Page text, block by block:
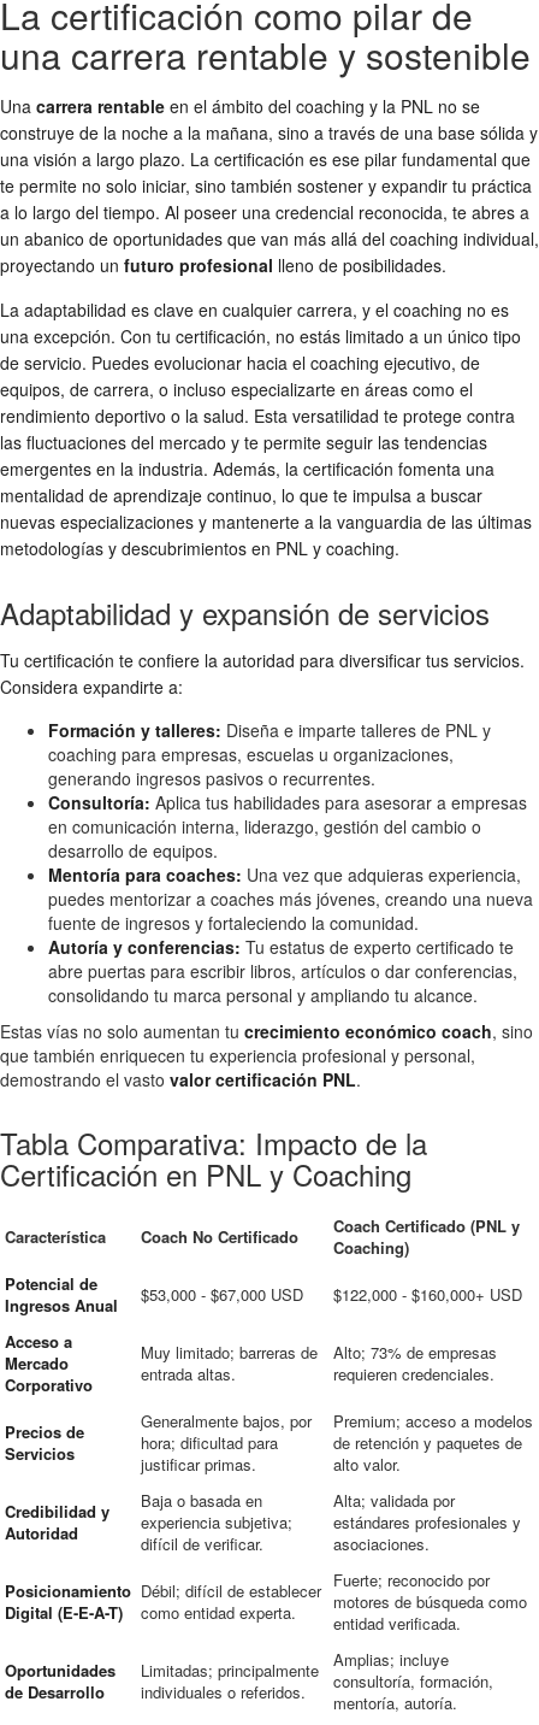
La certificación como pilar de
una carrera rentable y sostenible
Una carrera rentable en el ámbito del coaching y la PNL no se
construye de la noche a la mañana, sino a través de una base sólida y
una visión a largo plazo. La certificación es ese pilar fundamental que
te permite no solo iniciar, sino también sostener y expandir tu práctica
a lo largo del tiempo. Al poseer una credencial reconocida, te abres a
un abanico de oportunidades que van más allá del coaching individual,
proyectando un futuro profesional lleno de posibilidades.
La adaptabilidad es clave en cualquier carrera, y el coaching no es
una excepción. Con tu certificación, no estás limitado a un único tipo
de servicio. Puedes evolucionar hacia el coaching ejecutivo, de
equipos, de carrera, o incluso especializarte en áreas como el
rendimiento deportivo o la salud. Esta versatilidad te protege contra
las fluctuaciones del mercado y te permite seguir las tendencias
emergentes en la industria. Además, la certificación fomenta una
mentalidad de aprendizaje continuo, lo que te impulsa a buscar
nuevas especializaciones y mantenerte a la vanguardia de las últimas
metodologías y descubrimientos en PNL y coaching.
Adaptabilidad y expansión de servicios
Tu certificación te confiere la autoridad para diversificar tus servicios.
Considera expandirte a:
Formación y talleres: Diseña e imparte talleres de PNL y
coaching para empresas, escuelas u organizaciones,
generando ingresos pasivos o recurrentes.
Consultoría: Aplica tus habilidades para asesorar a empresas
en comunicación interna, liderazgo, gestión del cambio o
desarrollo de equipos.
Mentoría para coaches: Una vez que adquieras experiencia,
puedes mentorizar a coaches más jóvenes, creando una nueva
fuente de ingresos y fortaleciendo la comunidad.
Autoría y conferencias: Tu estatus de experto certificado te
abre puertas para escribir libros, artículos o dar conferencias,
consolidando tu marca personal y ampliando tu alcance.
Estas vías no solo aumentan tu crecimiento económico coach, sino
que también enriquecen tu experiencia profesional y personal,
demostrando el vasto valor certificación PNL.
Tabla Comparativa: Impacto de la
Certificación en PNL y Coaching
Característica Coach No Certificado
Coach Certificado (PNL y
Coaching)
Potencial de
Ingresos Anual
$53,000 - $67,000 USD $122,000 - $160,000+ USD
Acceso a
Mercado
Corporativo
Muy limitado; barreras de
entrada altas.
Alto; 73% de empresas
requieren credenciales.
Precios de
Servicios
Generalmente bajos, por
hora; dificultad para
justificar primas.
Premium; acceso a modelos
de retención y paquetes de
alto valor.
Credibilidad y
Autoridad
Baja o basada en
experiencia subjetiva;
difícil de verificar.
Alta; validada por
estándares profesionales y
asociaciones.
Posicionamiento
Digital (E-E-A-T)
Débil; difícil de establecer
como entidad experta.
Fuerte; reconocido por
motores de búsqueda como
entidad verificada.
Oportunidades
de Desarrollo
Limitadas; principalmente
individuales o referidos.
Amplias; incluye
consultoría, formación,
mentoría, autoría.